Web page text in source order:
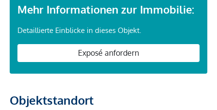
Mehr Informationen zur Immobilie:
Detaillierte Einblicke in dieses Objekt.
Exposé anfordern
Objektstandort